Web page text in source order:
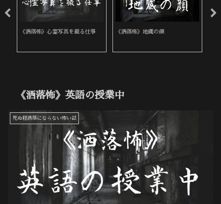
《洒落怖》心霊写真を撮る仕事 《洒落怖》地蔵の顔
《洒落怖》英語の授業中
死ぬ程洒落にならない怖い話